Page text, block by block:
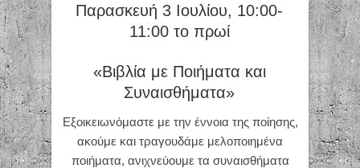
Παρασκευή 3 Ιουλίου, 10:00-
11:00 το πρωί
«Βιβλία με Ποιήματα και
Συναισθήματα»
Εξοικειωνόμαστε με την έννοια της ποίησης,
ακούμε και τραγουδάμε μελοποιημένα
ποιήματα, ανιχνεύουμε τα συναισθήματα